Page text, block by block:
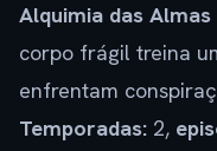
Alquimia das Almas
corpo frágil treina
enfrentam
Temporadas: 2,